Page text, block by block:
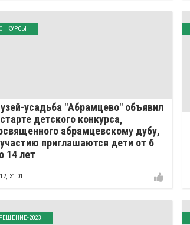
усадьба "Абрамцево" объявил
детского конкурса,
абрамцевскому дубу,
приглашаются дети от 6
14 лет
31.01
2023